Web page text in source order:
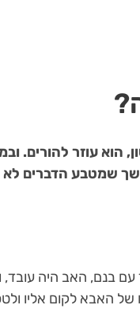
הוא עוזר להורים.
שמטבע הדברים לא
בנם, האב היה
של האבא לקום אליו